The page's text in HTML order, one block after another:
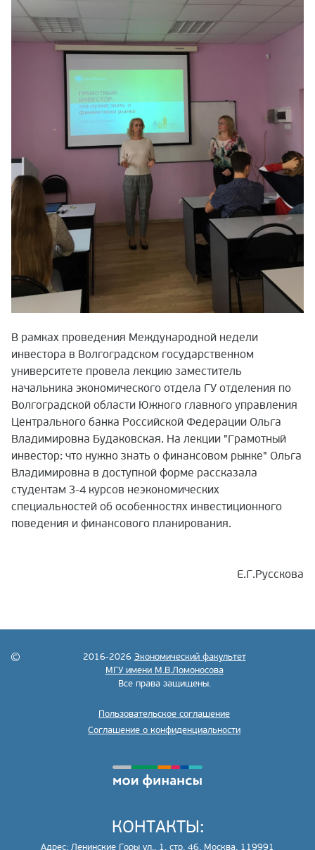
В рамках проведения Международной недели
инвестора в Волгоградском государственном
университете провела лекцию заместитель
начальника экономического отдела ГУ отделения по
Волгоградской области Южного главного управления
Центрального банка Российской Федерации Ольга
Владимировна Будаковская. На лекции "Грамотный
инвестор: что нужно знать о финансовом рынке" Ольга
Владимировна в доступной форме рассказала
студентам 3-4 курсов неэкономических
специальностей об особенностях инвестиционного
поведения и финансового планирования.
Е.Г.Русскова
2016-2026 Экономический факультет
МГУ имени М.В.Ломоносова
Все права защищены.
Пользовательское соглашение
Соглашение о конфиденциальности
КОНТАКТЫ:
Адрес: Ленинские Горы ул., 1, стр. 46, Москва, 119991